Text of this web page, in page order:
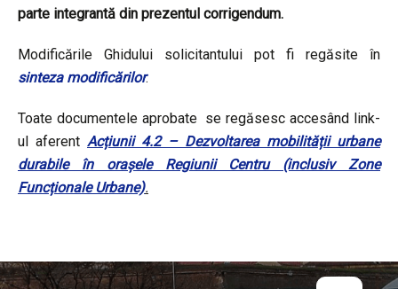
parte integrantă din prezentul corrigendum.
Modificările Ghidului solicitantului pot fi regăsite în
sinteza modificărilor.
Toate documentele aprobate se regăsesc accesând link-
ul aferent Acțiunii 4.2 – Dezvoltarea mobilității urbane
durabile în orașele Regiunii Centru (inclusiv Zone
Funcționale Urbane).